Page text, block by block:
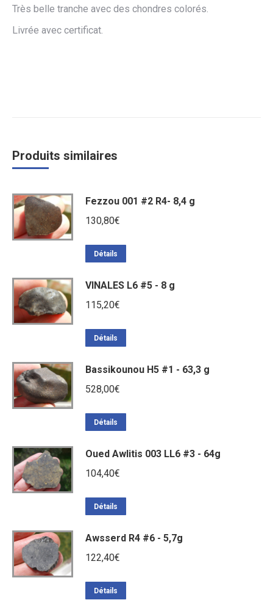
Très belle tranche avec des chondres colorés.
Livrée avec certificat.
Produits similaires
Fezzou 001 #2 R4- 8,4 g
130,80€
Détails
VINALES L6 #5 - 8 g
115,20€
Détails
Bassikounou H5 #1 - 63,3 g
528,00€
Détails
Oued Awlitis 003 LL6 #3 - 64g
104,40€
Détails
Awsserd R4 #6 - 5,7g
122,40€
Détails